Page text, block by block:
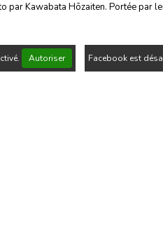
Kawabata Hōzaiten. Portée par
Autoriser Facebook est